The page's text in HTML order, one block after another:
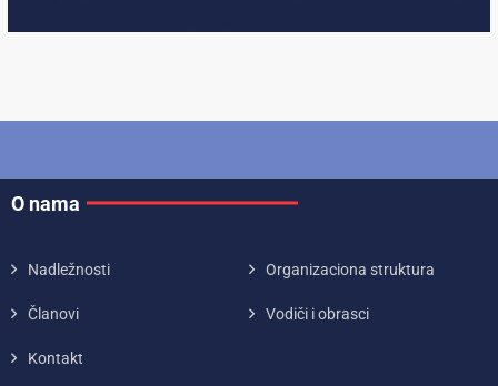
O nama
Nadležnosti Organizaciona struktura
Članovi Vodiči i obrasci
Kontakt